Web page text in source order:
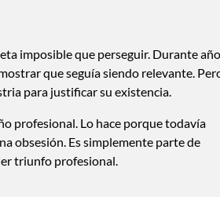
imposible que perseguir. Durante
que seguía siendo relevante.
para justificar su existencia.
profesional. Lo hace porque todavía
obsesión. Es simplemente parte de
triunfo profesional.